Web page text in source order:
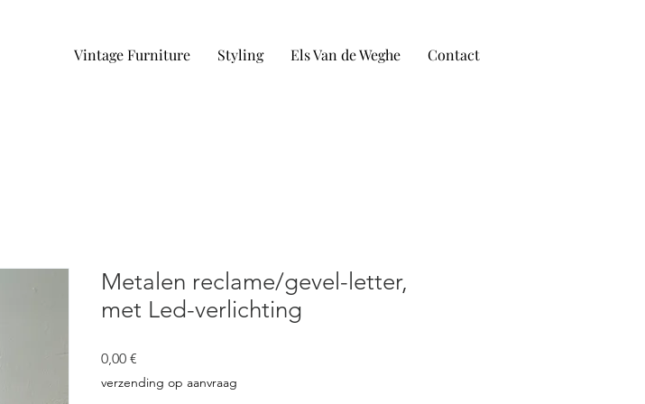
Vintage Furniture Styling Els Van de Weghe Contact
Metalen reclame/gevel-letter,
met Led-verlichting
0,00 €
verzending op aanvraag